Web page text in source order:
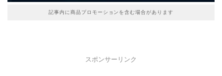
記事内に商品プロモーションを含む場合があります
スポンサーリンク